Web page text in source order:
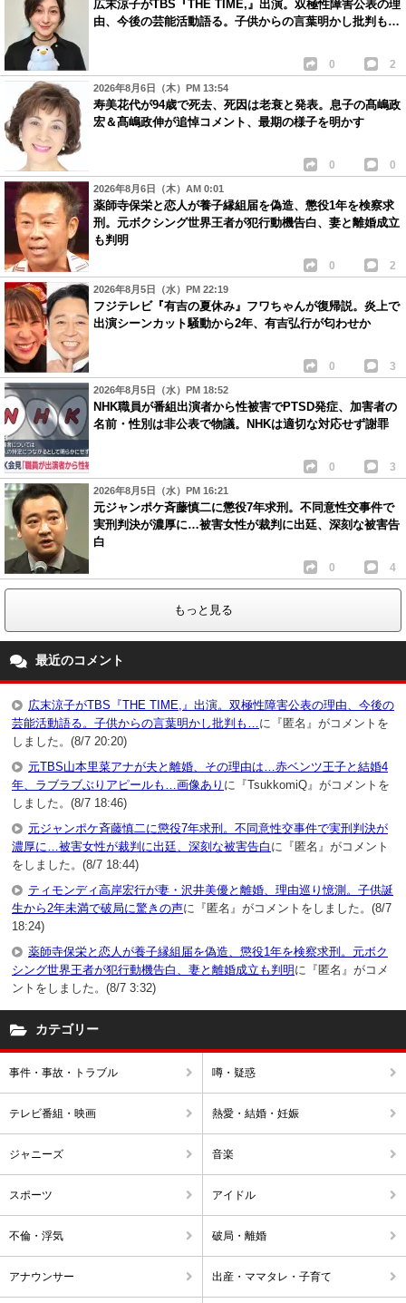
広末涼子がTBS『THE TIME,』出演。双極性障害公表の理
由、今後の芸能活動語る。子供からの言葉明かし批判も…
0 2
2026年8月6日（木）PM 13:54
寿美花代が94歳で死去、死因は老衰と発表。息子の髙嶋政
宏＆髙嶋政伸が追悼コメント、最期の様子を明かす
0 0
2026年8月6日（木）AM 0:01
薬師寺保栄と恋人が養子縁組届を偽造、懲役1年を検察求
刑。元ボクシング世界王者が犯行動機告白、妻と離婚成立
も判明
0 2
2026年8月5日（水）PM 22:19
フジテレビ『有吉の夏休み』フワちゃんが復帰説。炎上で
出演シーンカット騒動から2年、有吉弘行が匂わせか
0 3
2026年8月5日（水）PM 18:52
NHK職員が番組出演者から性被害でPTSD発症、加害者の
名前・性別は非公表で物議。NHKは適切な対応せず謝罪
0 3
2026年8月5日（水）PM 16:21
元ジャンポケ斉藤慎二に懲役7年求刑。不同意性交事件で
実刑判決が濃厚に…被害女性が裁判に出廷、深刻な被害告
白
0 4
もっと見る
最近のコメント
広末涼子がTBS『THE TIME,』出演。双極性障害公表の理由、今後の
芸能活動語る。子供からの言葉明かし批判も…に『匿名』がコメントを
しました。(8/7 20:20)
元TBS山本里菜アナが夫と離婚、その理由は…赤ベンツ王子と結婚4
年、ラブラブぶりアピールも…画像あり に『TsukkomiQ』がコメントを
しました。(8/7 18:46)
元ジャンポケ斉藤慎二に懲役7年求刑。不同意性交事件で実刑判決が
濃厚に…被害女性が裁判に出廷、深刻な被害告白 に『匿名』がコメント
をしました。(8/7 18:44)
ティモンディ高岸宏行が妻・沢井美優と離婚、理由巡り憶測。子供誕
生から2年未満で破局に驚きの声に『匿名』がコメントをしました。(8/7
18:24)
薬師寺保栄と恋人が養子縁組届を偽造、懲役1年を検察求刑。元ボク
シング世界王者が犯行動機告白、妻と離婚成立も判明 に『匿名』がコメ
ントをしました。(8/7 3:32)
カテゴリー
事件・事故・トラブル 噂・疑惑
テレビ番組・映画 熱愛・結婚・妊娠
ジャニーズ 音楽
スポーツ アイドル
不倫・浮気 破局・離婚
アナウンサー 出産・ママタレ・子育て